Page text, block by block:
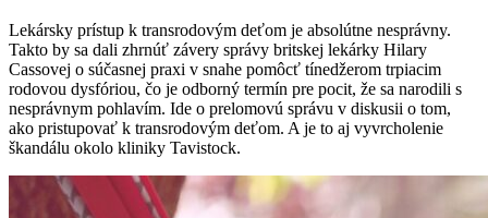
Lekársky prístup k transrodovým deťom je absolútne nesprávny.
Takto by sa dali zhrnúť závery správy britskej lekárky Hilary
Cassovej o súčasnej praxi v snahe pomôcť tínedžerom trpiacim
rodovou dysfóriou, čo je odborný termín pre pocit, že sa narodili s
nesprávnym pohlavím. Ide o prelomovú správu v diskusii o tom,
ako pristupovať k transrodovým deťom. A je to aj vyvrcholenie
škandálu okolo kliniky Tavistock.